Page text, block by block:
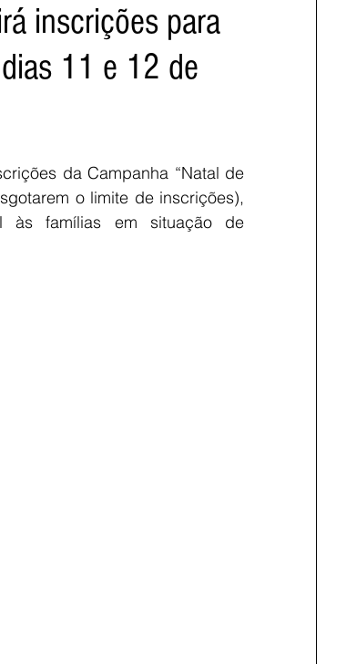
inscrições para
11 e 12 de
da Campanha “Natal de
o limite de inscrições),
às famílias em situação de